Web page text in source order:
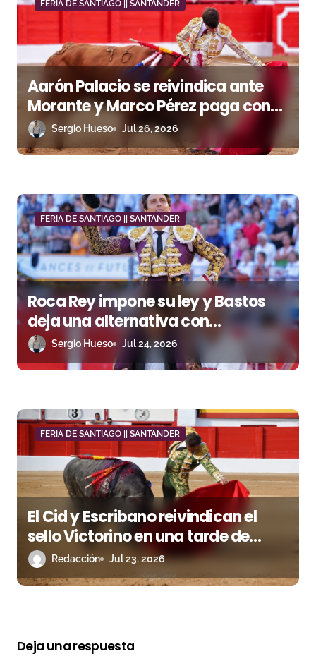
d
e
e
n
r
d
a
s
FERIA DE SANTIAGO || SANTANDER
Aarón Palacio se reivindica ante
Morante y Marco Pérez paga con
sangre su entrega
Sergio Hueso Jul 26, 2026
FERIA DE SANTIAGO || SANTANDER
Roca Rey impone su ley y Bastos
deja una alternativa con
argumento
Sergio Hueso Jul 24, 2026
FERIA DE SANTIAGO || SANTANDER
El Cid y Escribano reivindican el
sello Victorino en una tarde de
oficio y verdad en Santander
Redacción Jul 23, 2026
Deja una respuesta